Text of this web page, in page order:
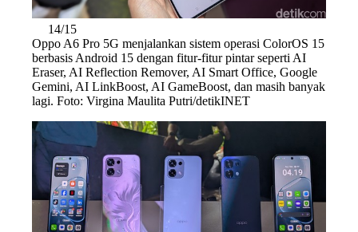
14/15
Oppo A6 Pro 5G menjalankan sistem operasi ColorOS 15
berbasis Android 15 dengan fitur-fitur pintar seperti AI
Eraser, AI Reflection Remover, AI Smart Office, Google
Gemini, AI LinkBoost, AI GameBoost, dan masih banyak
lagi. Foto: Virgina Maulita Putri/detikINET